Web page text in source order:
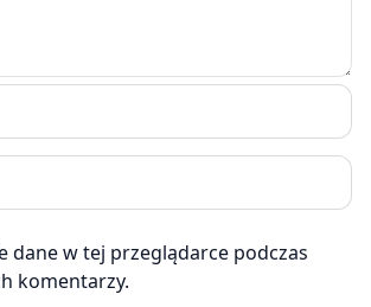
dane w tej przeglądarce podczas
komentarzy.